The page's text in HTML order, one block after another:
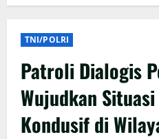
TNI/POLRI
Patroli Dialogis
Wujudkan
Kondusif di